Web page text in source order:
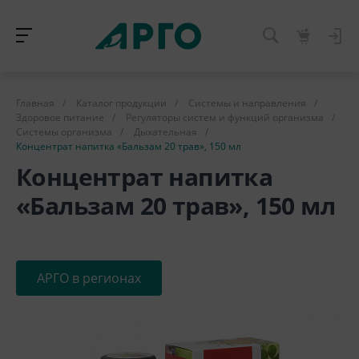
Главная / Каталог продукции / Системы и направления
/
Здоровое питание
/ Регуляторы систем и функций организма
/
Системы организма
/ Дыхательная
/
Концентрат напитка «Бальзам 20 трав», 150 мл
Концентрат напитка
«Бальзам 20 трав», 150 мл
АРГО в регионах